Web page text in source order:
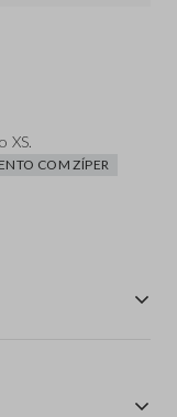
XS.
COM ZÍPER